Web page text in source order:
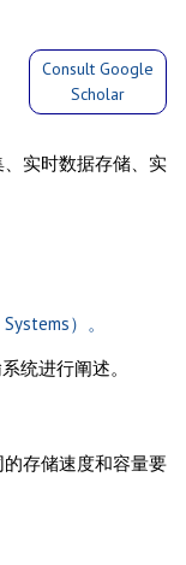
Consult Google
Scholar
实时数据存储、实
）。
统进行阐述。
存储速度和容量要